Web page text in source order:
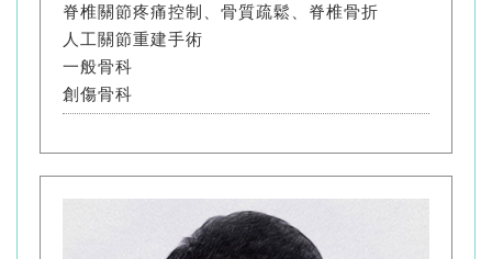
脊椎關節疼痛控制、骨質疏鬆、脊椎骨折
人工關節重建手術
一般骨科
創傷骨科